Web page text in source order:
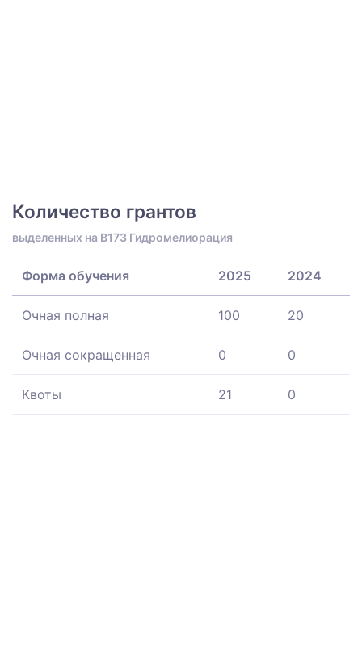
Количество грантов
выделенных на B173 Гидромелиорация
Форма обучения 2025 2024
Очная полная 100 20
Очная сокращенная 0 0
Квоты 21 0